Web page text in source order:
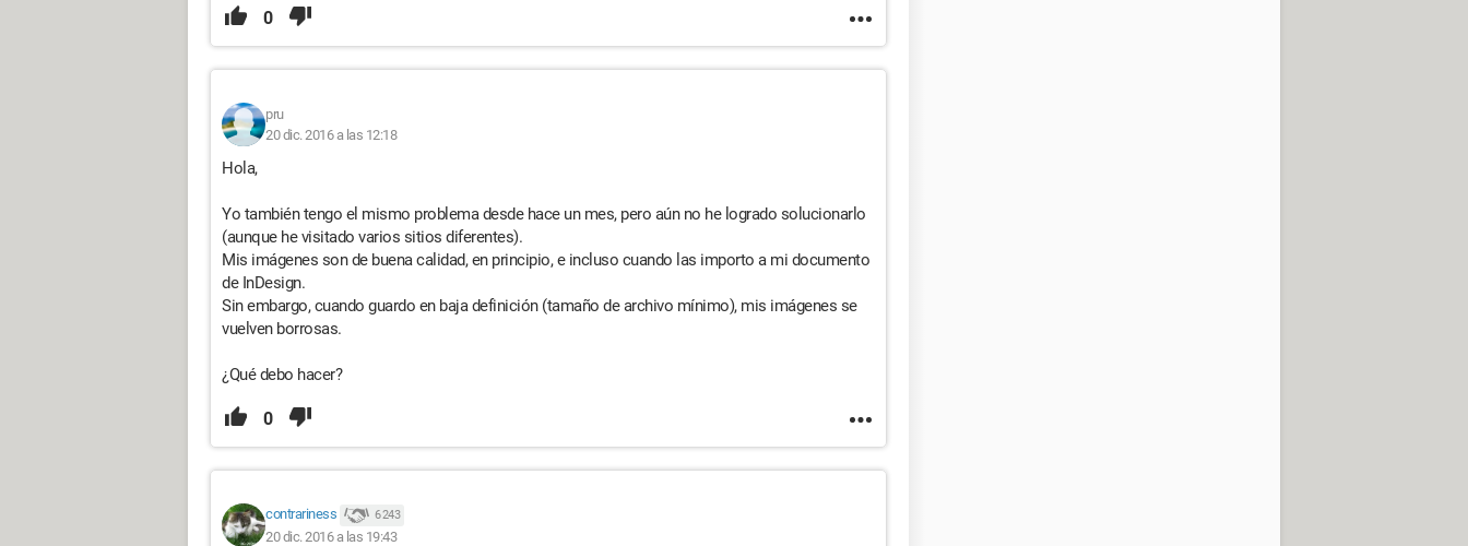
0
pru
20 dic. 2016 a las 12:18
Hola,
Yo también tengo el mismo problema desde hace un mes, pero aún no he logrado solucionarlo
(aunque he visitado varios sitios diferentes).
Mis imágenes son de buena calidad, en principio, e incluso cuando las importo a mi documento
de InDesign.
Sin embargo, cuando guardo en baja definición (tamaño de archivo mínimo), mis imágenes se
vuelven borrosas.
¿Qué debo hacer?
0
contrariness 6 243
20 dic. 2016 a las 19:43